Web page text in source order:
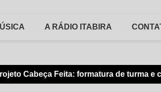
A RÁDIO ITABIRA
Cabeça Feita: formatura de turma e